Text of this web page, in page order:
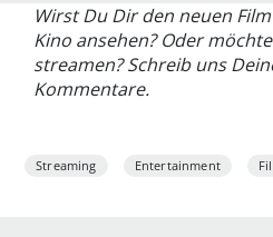
Wirst Du Dir den neuen
Kino ansehen? Oder
streamen? Schreib uns
Kommentare.
Streaming Entertainment